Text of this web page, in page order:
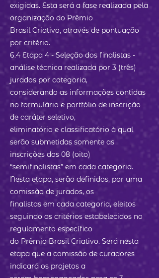
exigidas. Esta será a fase realizada pela
organização do Prêmio
Brasil Criativo, através de pontuação
por critério.
6.4 Etapa 4 - Seleção dos finalistas -
análise técnica realizada por 3 (três)
jurados por categoria,
considerando as informações contidas
no formulário e portfólio de inscrição
de caráter seletivo,
eliminatório e classificatório à qual
serão submetidas somente as
inscrições dos 08 (oito)
“semifinalistas” em cada categoria.
Nesta etapa, serão definidos, por uma
comissão de jurados, os
finalistas em cada categoria, eleitos
seguindo os critérios estabelecidos no
regulamento específico
do Prêmio Brasil Criativo. Será nesta
etapa que a comissão de curadores
indicará os projetos a